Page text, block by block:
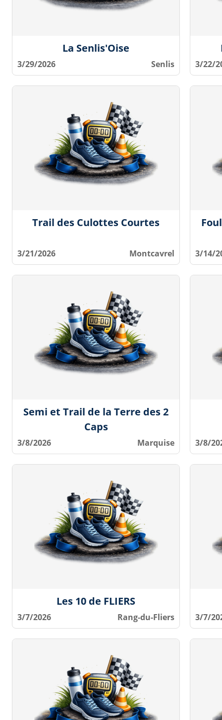
La Senlis'Oise
3/29/2026 Senlis 3/22/
Trail des Culottes Courtes
3/21/2026 Montcavrel 3/14/
Semi et Trail de la Terre des 2
Caps
3/8/2026 Marquise 3/8/
Les 10 de FLIERS
3/7/2026 Rang-du-Fliers 3/7/